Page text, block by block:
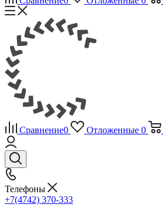
Сравнение0 Отложенные 0
Телефоны
+7(4742) 370-333